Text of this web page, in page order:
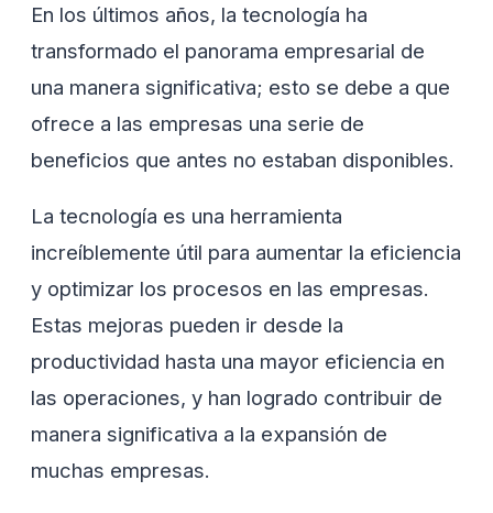
En los últimos años, la tecnología ha
transformado el panorama empresarial de
una manera significativa; esto se debe a que
ofrece a las empresas una serie de
beneficios que antes no estaban disponibles.
La tecnología es una herramienta
increíblemente útil para aumentar la eficiencia
y optimizar los procesos en las empresas.
Estas mejoras pueden ir desde la
productividad hasta una mayor eficiencia en
las operaciones, y han logrado contribuir de
manera significativa a la expansión de
muchas empresas.